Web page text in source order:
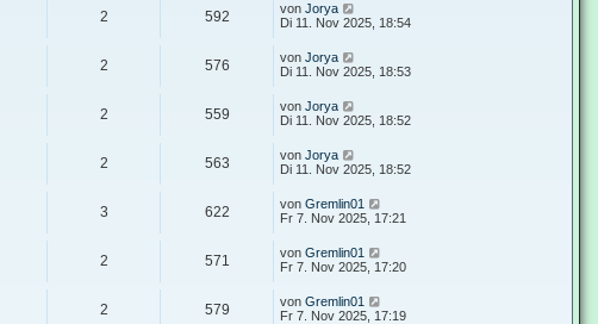
2 592 von Jorya
Di 11. Nov 2025, 18:54
2 576 von Jorya
Di 11. Nov 2025, 18:53
2 559 von Jorya
Di 11. Nov 2025, 18:52
2 563 von Jorya
Di 11. Nov 2025, 18:52
3 622 von Gremlin01
Fr 7. Nov 2025, 17:21
2 571 von Gremlin01
Fr 7. Nov 2025, 17:20
2 579 von Gremlin01
Fr 7. Nov 2025, 17:19